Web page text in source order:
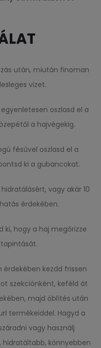
után, miután finoman
vizet.
oszlasd el a
a hajvégekig.
fésűvel oszlasd el a
ki a gubancokat.
vagy akár 10
érdekében.
ki, hogy a haj megőrizze
érdekében kezdd frissen
szekciónként, keféld át
majd öblítés után
termékeiddel. Hagyd a
vagy használj
könnyebben